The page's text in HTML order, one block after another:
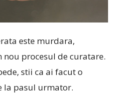
este murdara,
procesul de curatare.
stii ca ai facut o
la pasul urmator.